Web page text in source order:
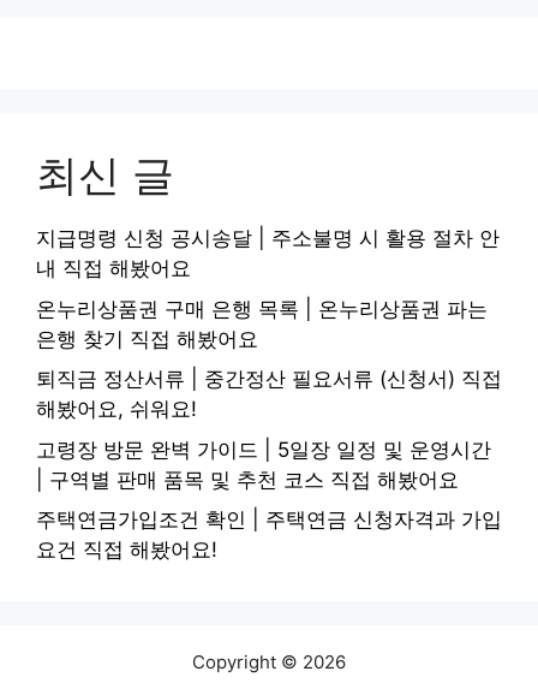
최신 글
지급명령 신청 공시송달 | 주소불명 시 활용 절차 안
내 직접 해봤어요
온누리상품권 구매 은행 목록 | 온누리상품권 파는
은행 찾기 직접 해봤어요
퇴직금 정산서류 | 중간정산 필요서류 (신청서) 직접
해봤어요, 쉬워요!
고령장 방문 완벽 가이드 | 5일장 일정 및 운영시간
| 구역별 판매 품목 및 추천 코스 직접 해봤어요
주택연금가입조건 확인 | 주택연금 신청자격과 가입
요건 직접 해봤어요!
Copyright © 2026